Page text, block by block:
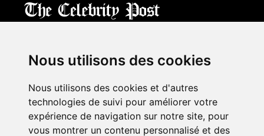
Nous utilisons des cookies
Nous utilisons des cookies et d'autres
technologies de suivi pour améliorer votre
expérience de navigation sur notre site, pour
vous montrer un contenu personnalisé et des
Terms of Use| Privacy|Cookies Policy (Mes préférences)
À propos
Mentions légales
Contact Us